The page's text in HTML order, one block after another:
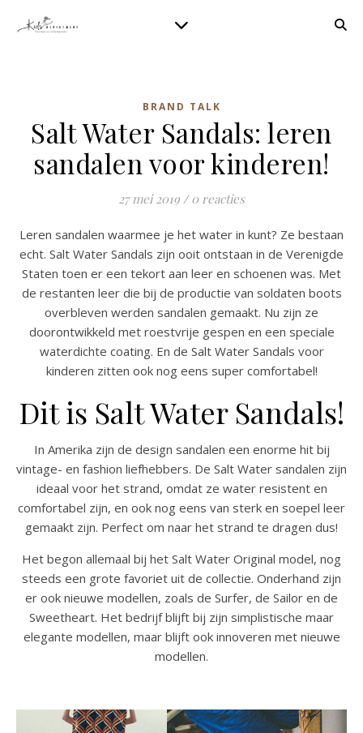
BRAND TALK
Salt Water Sandals: leren
sandalen voor kinderen!
27 mei 2019 / 0 reacties
Leren sandalen waarmee je het water in kunt? Ze bestaan
echt. Salt Water Sandals zijn ooit ontstaan in de Verenigde
Staten toen er een tekort aan leer en schoenen was. Met
de restanten leer die bij de productie van soldaten boots
overbleven werden sandalen gemaakt. Nu zijn ze
doorontwikkeld met roestvrije gespen en een speciale
waterdichte coating. En de Salt Water Sandals voor
kinderen zitten ook nog eens super comfortabel!
Dit is Salt Water Sandals!
In Amerika zijn de design sandalen een enorme hit bij
vintage- en fashion liefhebbers. De Salt Water sandalen zijn
ideaal voor het strand, omdat ze water resistent en
comfortabel zijn, en ook nog eens van sterk en soepel leer
gemaakt zijn. Perfect om naar het strand te dragen dus!
Het begon allemaal bij het Salt Water Original model, nog
steeds een grote favoriet uit de collectie. Onderhand zijn
er ook nieuwe modellen, zoals de Surfer, de Sailor en de
Sweetheart. Het bedrijf blijft bij zijn simplistische maar
elegante modellen, maar blijft ook innoveren met nieuwe
modellen.